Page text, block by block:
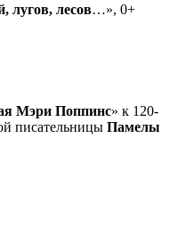
лугов, лесов…», 0+
Мэри Поппинс» к 120-
писательницы Памелы